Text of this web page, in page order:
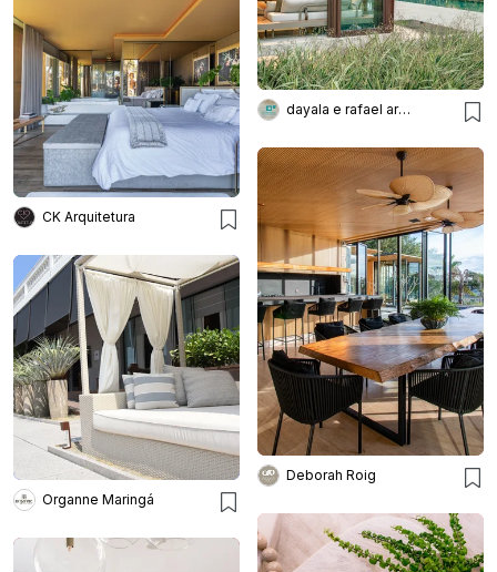
dayala e rafael arquitetos associados
CK Arquitetura
Deborah Roig
Organne Maringá